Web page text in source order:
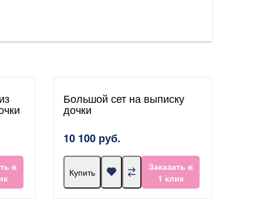
в
Большой сет на выписку
дочки
10 100 руб.
Купить
Заказать в
1 клик